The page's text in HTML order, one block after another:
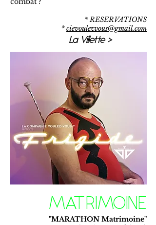
* RESERVATIONS
*cievoulezvous@gmail.com
La Villette >
MATRIMOINE
"MARATHON Matrimoine"